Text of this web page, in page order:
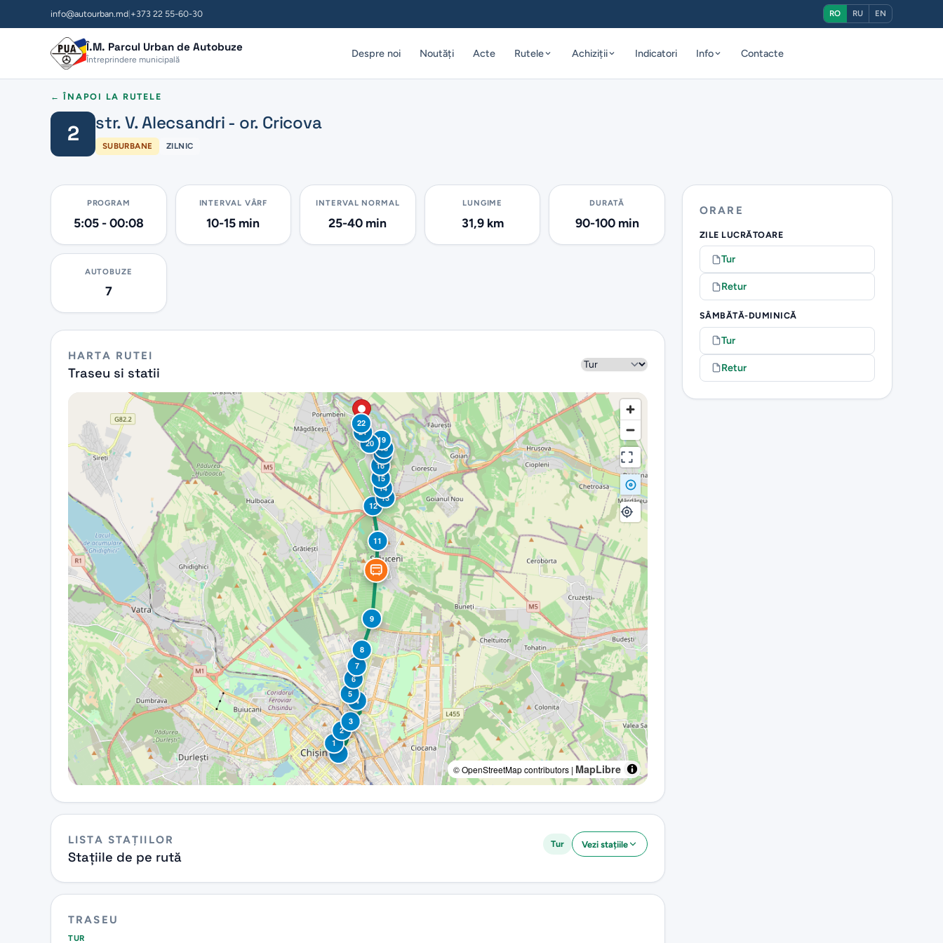
info@autourban.md +373 22 55-60-30 RO RU EN
Î.M. Parcul Urban de Autobuze
Întreprindere municipală
Despre noi Noutăți Acte Rutele Achiziții Indicatori Info Contacte
← ÎNAPOI LA RUTELE
2 str. V. Alecsandri - or. Cricova
SUBURBANE ZILNIC
PROGRAM
5:05 - 00:08
INTERVAL VÂRF
10-15 min
INTERVAL NORMAL
25-40 min
LUNGIME
31,9 km
DURATĂ
90-100 min
AUTOBUZE
7
HARTA RUTEI
Traseu si statii Sens
© OpenStreetMap contributors | MapLibre
1
2
3
4
5
6
7
8
9
10
11
12
13
14
15
16
17
18
19
20
21
22
LISTA STAȚIILOR
Stațiile de pe rută
Tur Vezi stațiile
TRASEU
TUR
ORARE
ZILE LUCRĂTOARE
Tur
Retur
SÂMBĂTĂ-DUMINICĂ
Tur
Retur